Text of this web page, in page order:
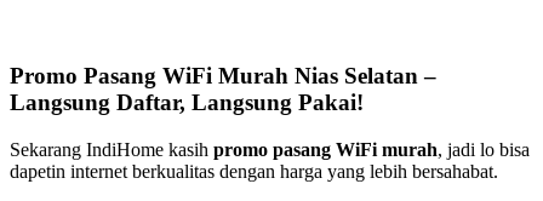
Promo Pasang WiFi Murah Nias Selatan –
Langsung Daftar, Langsung Pakai!
Sekarang IndiHome kasih promo pasang WiFi murah, jadi lo bisa
dapetin internet berkualitas dengan harga yang lebih bersahabat.